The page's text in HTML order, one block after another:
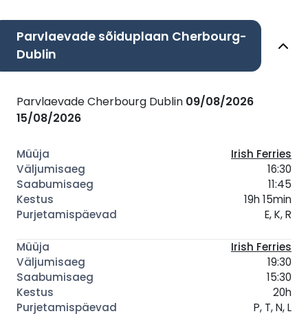
Parvlaevade sõiduplaan Cherbourg-
Dublin
Parvlaevade Cherbourg Dublin 09/08/2026
15/08/2026
Irish Ferries
16:30
11:45
19h 15min
E, K, R
Irish Ferries
19:30
15:30
20h
P, T, N, L